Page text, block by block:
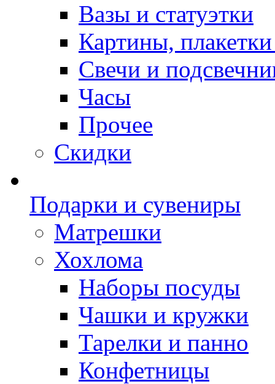
Вазы и статуэтки
Картины,
Свечи и
Часы
Прочее
Скидки
Подарки и сувениры
Матрешки
Хохлома
Наборы посуды
Чашки и кружки
Тарелки и панно
Конфетницы